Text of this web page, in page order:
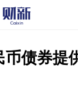
债券提